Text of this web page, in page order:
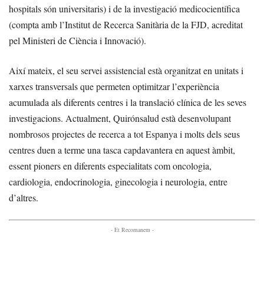
hospitals són universitaris) i de la investigació medicocientífica
(compta amb l’Institut de Recerca Sanitària de la FJD, acreditat
pel Ministeri de Ciència i Innovació).
Així mateix, el seu servei assistencial està organitzat en unitats i
xarxes transversals que permeten optimitzar l’experiència
acumulada als diferents centres i la translació clínica de les seves
investigacions. Actualment, Quirónsalud està desenvolupant
nombrosos projectes de recerca a tot Espanya i molts dels seus
centres duen a terme una tasca capdavantera en aquest àmbit,
essent pioners en diferents especialitats com oncologia,
cardiologia, endocrinologia, ginecologia i neurologia, entre
d’altres.
- Et Recomanem -